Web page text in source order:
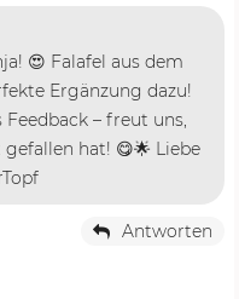
😍 Falafel aus dem
Ergänzung dazu!
– freut uns,
hat! 😋🌟 Liebe
Antworten